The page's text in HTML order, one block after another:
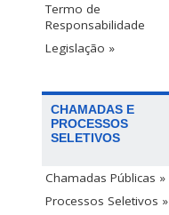
Termo de
Responsabilidade
Legislação »
CHAMADAS E
PROCESSOS
SELETIVOS
Chamadas Públicas »
Processos Seletivos »